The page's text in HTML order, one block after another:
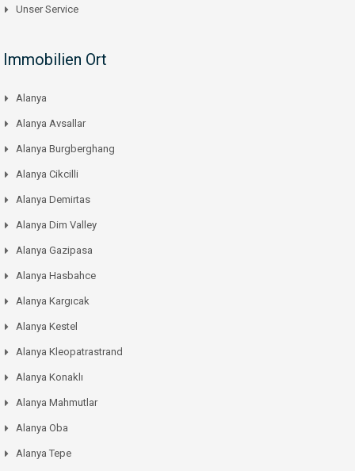
Unser Service
Immobilien Ort
Alanya
Alanya Avsallar
Alanya Burgberghang
Alanya Cikcilli
Alanya Demirtas
Alanya Dim Valley
Alanya Gazipasa
Alanya Hasbahce
Alanya Kargıcak
Alanya Kestel
Alanya Kleopatrastrand
Alanya Konaklı
Alanya Mahmutlar
Alanya Oba
Alanya Tepe